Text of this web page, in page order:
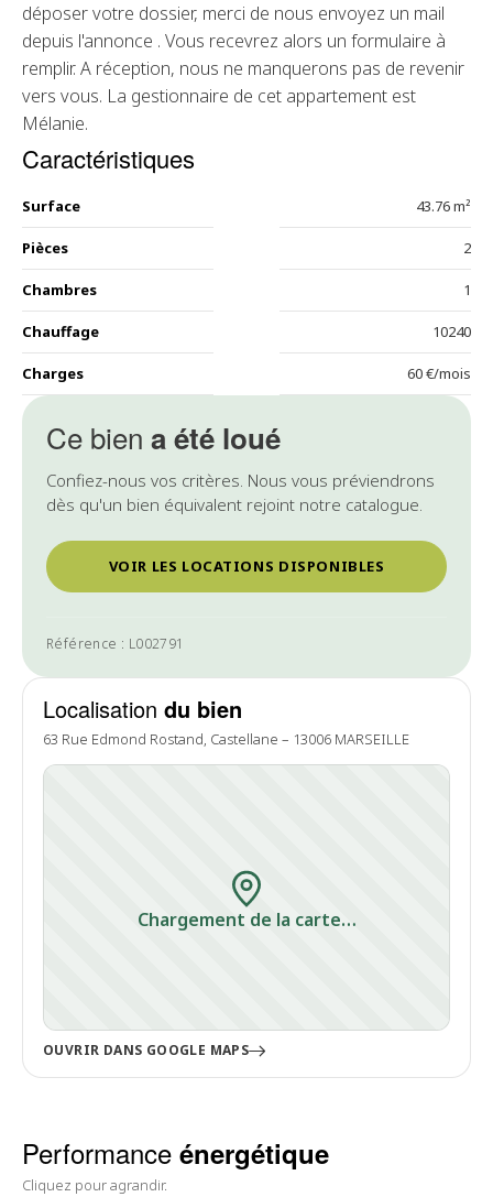
Ce bien a été loué
Confiez-nous vos critères. Nous vous préviendrons
dès qu'un bien équivalent rejoint notre catalogue.
VOIR LES LOCATIONS DISPONIBLES
Référence : L002791
Localisation du bien
63 Rue Edmond Rostand, Castellane – 13006 MARSEILLE
Chargement de la carte…
OUVRIR DANS GOOGLE MAPS
déposer votre dossier, merci de nous envoyez un mail
depuis l'annonce . Vous recevrez alors un formulaire à
remplir. A réception, nous ne manquerons pas de revenir
vers vous. La gestionnaire de cet appartement est
Mélanie.
Caractéristiques
Surface 43.76 m²
Pièces 2
Chambres 1
Chauffage 10240
Charges 60 €/mois
Performance énergétique
Cliquez pour agrandir.